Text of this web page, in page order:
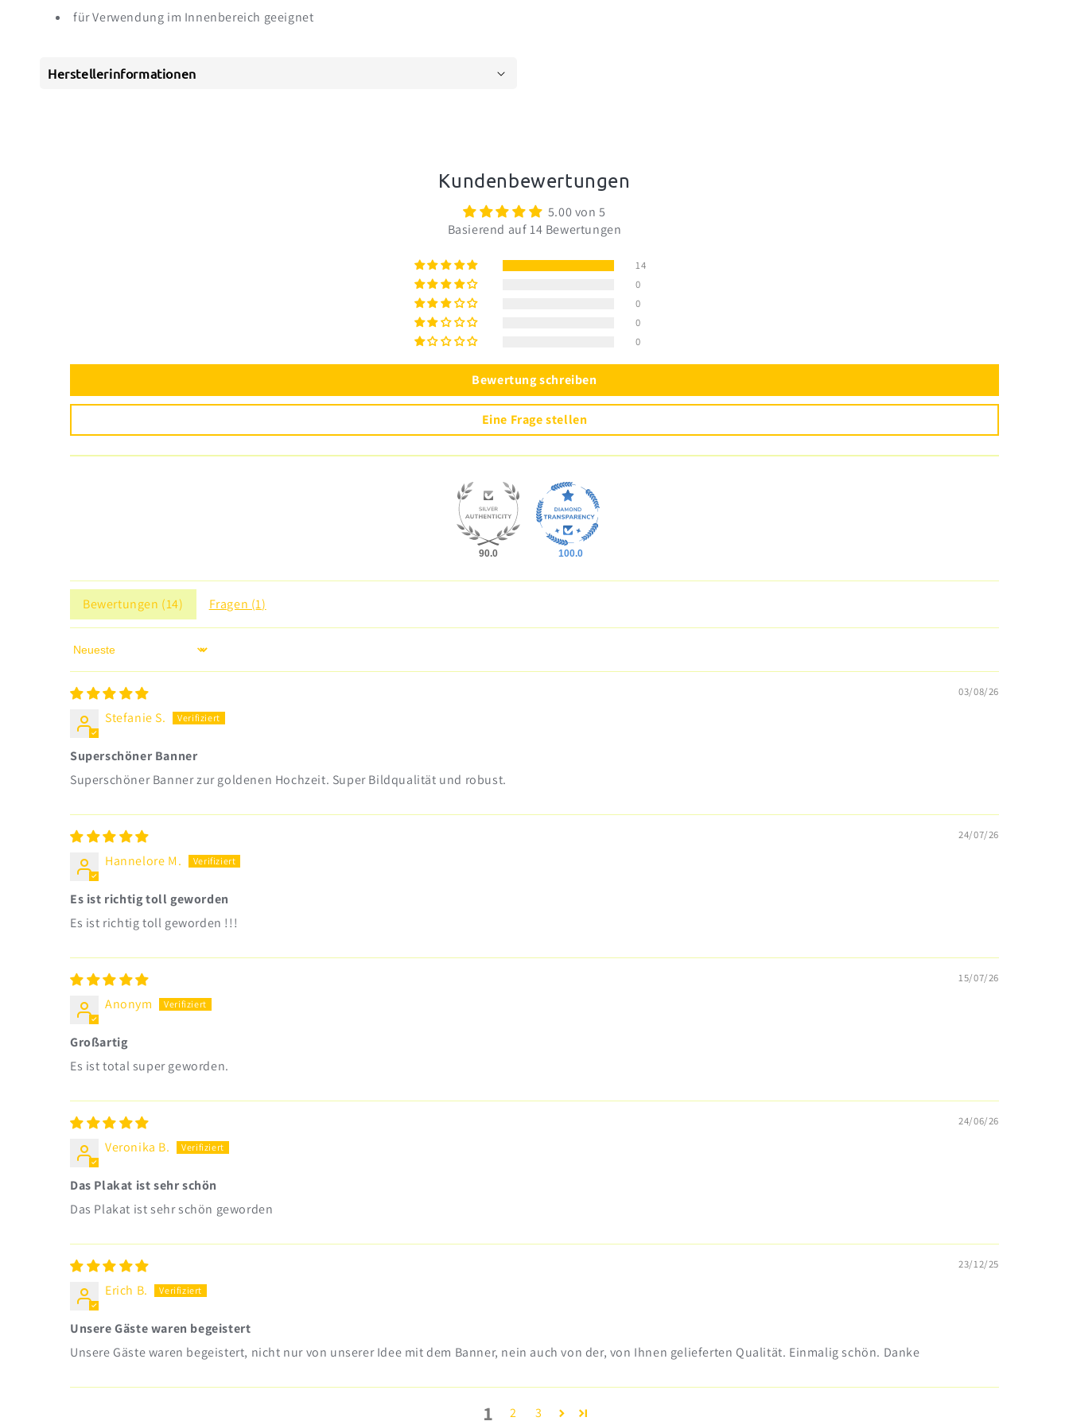
für Verwendung im Innenbereich geeignet
Herstellerinformationen
Kundenbewertungen
5.00 von 5
Basierend auf 14 Bewertungen
14
0
0
0
0
Bewertung schreiben
Eine Frage stellen
90.0 100.0
Bewertungen (14) Fragen (1)
Sort by
03/08/26
Stefanie S.
Superschöner Banner
Superschöner Banner zur goldenen Hochzeit. Super Bildqualität und robust.
24/07/26
Hannelore M.
Es ist richtig toll geworden
Es ist richtig toll geworden !!!
15/07/26
Anonym
Großartig
Es ist total super geworden.
24/06/26
Veronika B.
Das Plakat ist sehr schön
Das Plakat ist sehr schön geworden
23/12/25
Erich B.
Unsere Gäste waren begeistert
Unsere Gäste waren begeistert, nicht nur von unserer Idee mit dem Banner, nein auch von der, von Ihnen gelieferten Qualität. Einmalig schön. Danke
1 2 3